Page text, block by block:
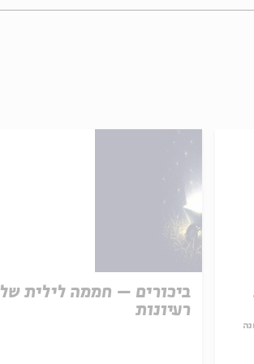
ביכורים – חממה לילית של
רעיונות